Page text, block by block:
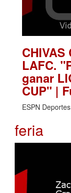
CHIVAS
LAFC.
ganar
CUP" |
ESPN Deportes
feria